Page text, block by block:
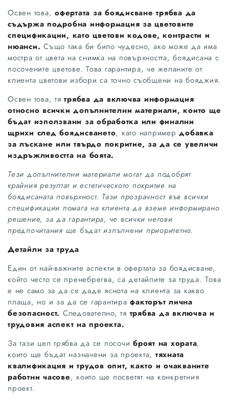
Освен това, офертата за боядисване трябва да
съдържа подробна информация за цветовите
спецификации, като цветови кодове, контрасти и
нюанси. Също така би било чудесно, ако може да има
мостра от цвета на снимка на повърхността, боядисана с
посочените цветове. Това гарантира, че желаните от
клиента цветови избори са точно съобщени на бояджия.
Освен това, тятрябва да включва информация
относно всички допълнителни материали, които ще
бъдат използвани за обработка или финални
щрихи след боядисването, като напримердобавка
за лъскане или твърдо покритие, за да се увеличи
издръжливостта на боята.
Тези допълнителни материали могат да подобрят
крайния резултат и естетическото покритие на
боядисаната повърхност. Тази прозрачност във всички
спецификации помага на клиента да вземе информирано
решение, за да гарантира, че всички негови
предпочитания ще бъдат изпълнени приоритетно.
Детайли за труда
Един от най-важните аспекти в офертата за боядисване,
който често се пренебрегва, са детайлите за труда. Това
е не само за да се даде яснота на клиента за какво
плаща, но и за да се гарантирафакторът лична
безопасност. Следователно, тя трябва да включва и
трудовия аспект на проекта.
За тази цел трябва да се посочи броят на хората,
които ще бъдат назначени за проекта, тяхната
квалификация и трудов опит, както и очакваните
работни часове, които ще посветят на конкретния
проект.